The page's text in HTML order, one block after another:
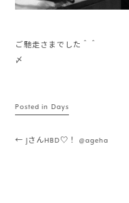
ご馳走さまでした＾＾
〆
Posted in Days
Post navigation
← JさんHBD♡！ @ageha